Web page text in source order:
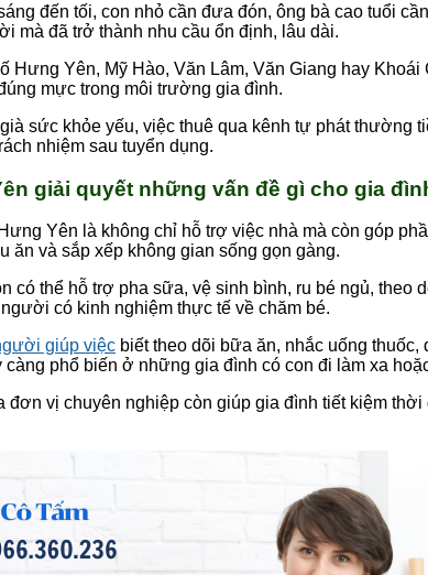
đến tối, con nhỏ cần đưa đón, ông bà cao tuổi
mà đã trở thành nhu cầu ổn định, lâu dài.
Hưng Yên, Mỹ Hào, Văn Lâm, Văn Giang hay
mực trong môi trường gia đình.
sức khỏe yếu, việc thuê qua kênh tự phát thường
nhiệm sau tuyển dụng.
giải quyết những vấn đề gì cho gia
Yên là không chỉ hỗ trợ việc nhà mà còn góp
ăn và sắp xếp không gian sống gọn gàng.
có thể hỗ trợ pha sữa, vệ sinh bình, ru bé ngủ,
có kinh nghiệm thực tế về chăm bé.
giúp việc biết theo dõi bữa ăn, nhắc uống
phổ biến ở những gia đình có con đi làm xa
đơn vị chuyên nghiệp còn giúp gia đình tiết kiệm